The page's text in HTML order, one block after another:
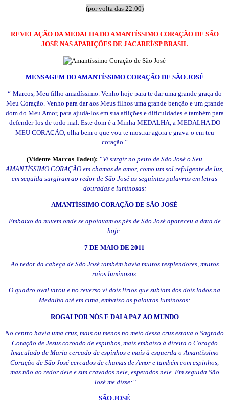
(por volta das 22:00)
REVELAÇÃO DA MEDALHA DO AMANTÍSSIMO CORAÇÃO DE SÃO
JOSÉ NAS APARIÇÕES DE JACAREÍ/SP BRASIL
MENSAGEM DO AMANTÍSSIMO CORAÇÃO DE SÃO JOSÉ
“-Marcos, Meu filho amadíssimo. Venho hoje para te dar uma grande graça do
Meu Coração. Venho para dar aos Meus filhos uma grande benção e um grande
dom do Meu Amor, para ajudá-los em sua aflições e dificuldades e também para
defender-los de todo mal. Este dom é a Minha MEDALHA, a MEDALHA DO
MEU CORAÇÃO, olha bem o que vou te mostrar agora e grava-o em teu
coração.”
(Vidente Marcos Tadeu): “Vi surgir no peito de São José o Seu
AMANTÍSSIMO CORAÇÃO em chamas de amor, como um sol refulgente de luz,
em seguida surgiram ao redor de São José as seguintes palavras em letras
douradas e luminosas:
AMANTÍSSIMO CORAÇÃO DE SÃO JOSÉ
Embaixo da nuvem onde se apoiavam os pés de São José apareceu a data de
hoje:
7 DE MAIO DE 2011
Ao redor da cabeça de São José também havia muitos resplendores, muitos
raios luminosos.
O quadro oval virou e no reverso vi dois lírios que subiam dos dois lados na
Medalha até em cima, embaixo as palavras luminosas:
ROGAI POR NÓS E DAI A PAZ AO MUNDO
No centro havia uma cruz, mais ou menos no meio dessa cruz estava o Sagrado
Coração de Jesus coroado de espinhos, mais embaixo à direita o Coração
Imaculado de Maria cercado de espinhos e mais à esquerda o Amantíssimo
Coração de São José cercados de chamas de Amor e também com espinhos,
mas não ao redor dele e sim cravados nele, espetados nele. Em seguida São
José me disse:”
SÃO JOSÉ